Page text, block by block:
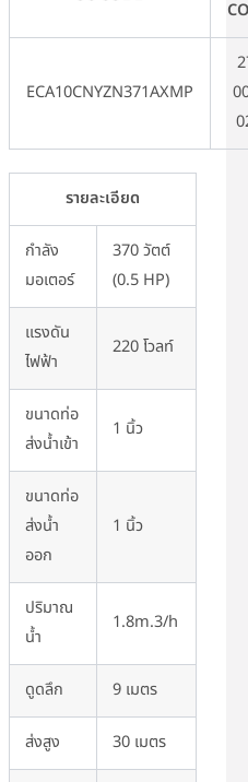
ECA10CNYZN371AXMP
รายละเอียด
กำลัง
มอเตอร์
370 วัตต์
(0.5 HP)
แรงดัน
ไฟฟ้า
220 โวลท์
ขนาดท่อ
ส่งน้ำเข้า
1 นิ้ว
ขนาดท่อ
ส่งน้ำ
ออก
1 นิ้ว
ปริมาณ
น้ำ
1.8m.3/h
ดูดลึก 9 เมตร
ส่งสูง 30 เมตร